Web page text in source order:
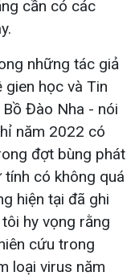
cần có các
những tác giả
học và Tin
Đào Nha - nói
năm 2022 có
đợt bùng phát
có không quá
hiện tại đã ghi
hy vọng rằng
cứu trong
loại virus năm